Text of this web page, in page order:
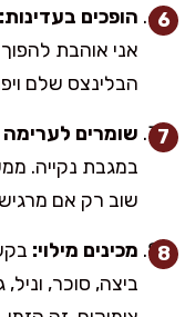
הופכים בעדינות:
אני אוהבת
הבלינצס שלם
שומרים
במגבת נקייה.
שוב רק אם
מכינים מילוי:
ביצה, סוכר, וניל,